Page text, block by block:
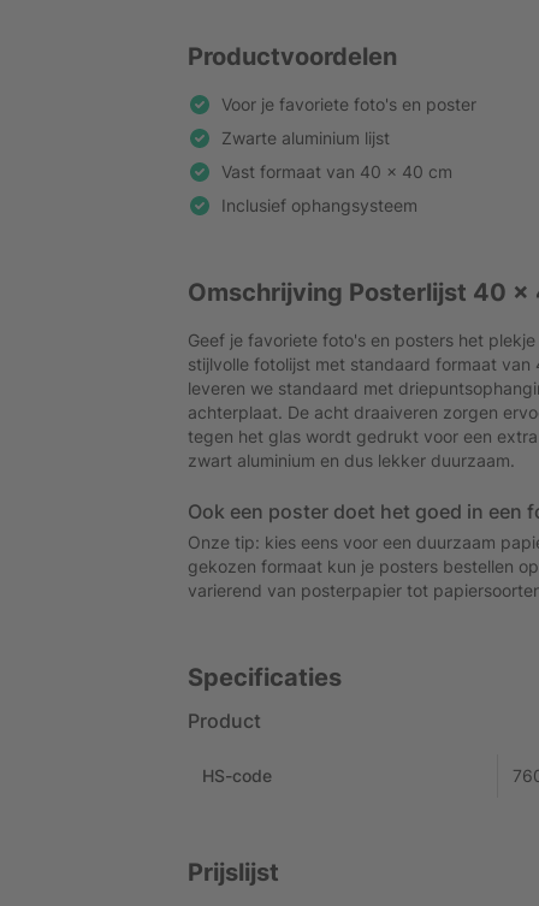
Productvoordelen
Voor je favoriete foto's en poster
Zwarte aluminium lijst
Vast formaat van 40 x 40 cm
Inclusief ophangsysteem
Omschrijving Posterlijst 40 x
Geef je favoriete foto's en posters het
stijlvolle fotolijst met standaard formaat
leveren we standaard met
achterplaat. De acht draaiveren zorgen
tegen het glas wordt gedrukt voor een
zwart aluminium en dus lekker duurzaam.
Ook een poster doet het goed in een
Onze tip: kies eens voor een duurzaam
gekozen formaat kun je posters bestellen
varierend van posterpapier tot
Specificaties
Product
HS-code
Prijslijst